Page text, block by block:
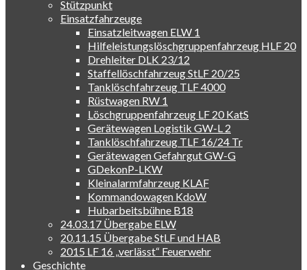
Stützpunkt
Einsatzfahrzeuge
Einsatzleitwagen ELW 1
Hilfeleistungslöschgruppenfahrzeug HLF 20
Drehleiter DLK 23/12
Staffellöschfahrzeug StLF 20/25
Tanklöschfahrzeug TLF 4000
Rüstwagen RW 1
Löschgruppenfahrzeug LF 20 KatS
Gerätewagen Logistik GW-L 2
Tanklöschfahrzeug TLF 16/24 Tr
Gerätewagen Gefahrgut GW-G
GDekonP-LKW
Kleinalarmfahrzeug KLAF
Kommandowagen KdoW
Hubarbeitsbühne B18
24.03.17 Übergabe ELW
20.11.15 Übergabe StLF und HAB
2015 LF 16 „verlässt“ Feuerwehr
Geschichte